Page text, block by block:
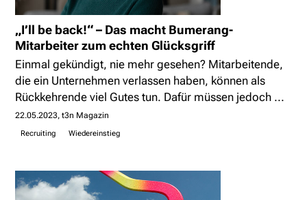
„I’ll be back!“ – Das macht Bumerang-
Mitarbeiter zum echten Glücksgriff
Einmal gekündigt, nie mehr gesehen? Mitarbeitende,
die ein Unternehmen verlassen haben, können als
Rückkehrende viel Gutes tun. Dafür müssen jedoch ...
22.05.2023 t3n Magazin
Recruiting Wiedereinstieg